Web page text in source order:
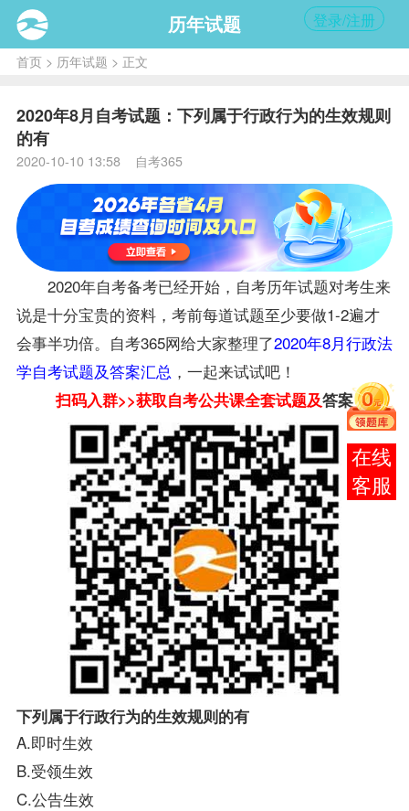
报考
咨询
历年试题 登录/注册
首页> 历年试题 > 正文
2020年8月自考试题：下列属于行政行为的生效规则
的有
2020-10-10 13:58 自考365
2020年自考备考已经开始，自考历年试题对考生来
说是十分宝贵的资料，考前每道试题至少要做1-2遍才
会事半功倍。自考365网给大家整理了2020年8月行政法
学自考试题及答案汇总 ，一起来试试吧！
扫码入群>>获取自考公共课全套试题及答案
下列属于行政行为的生效规则的有
A.即时生效
B.受领生效
C.公告生效